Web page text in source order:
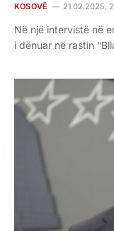
KOSOVË 21.02.2025,
Në një intervistë në
i dënuar në rastin